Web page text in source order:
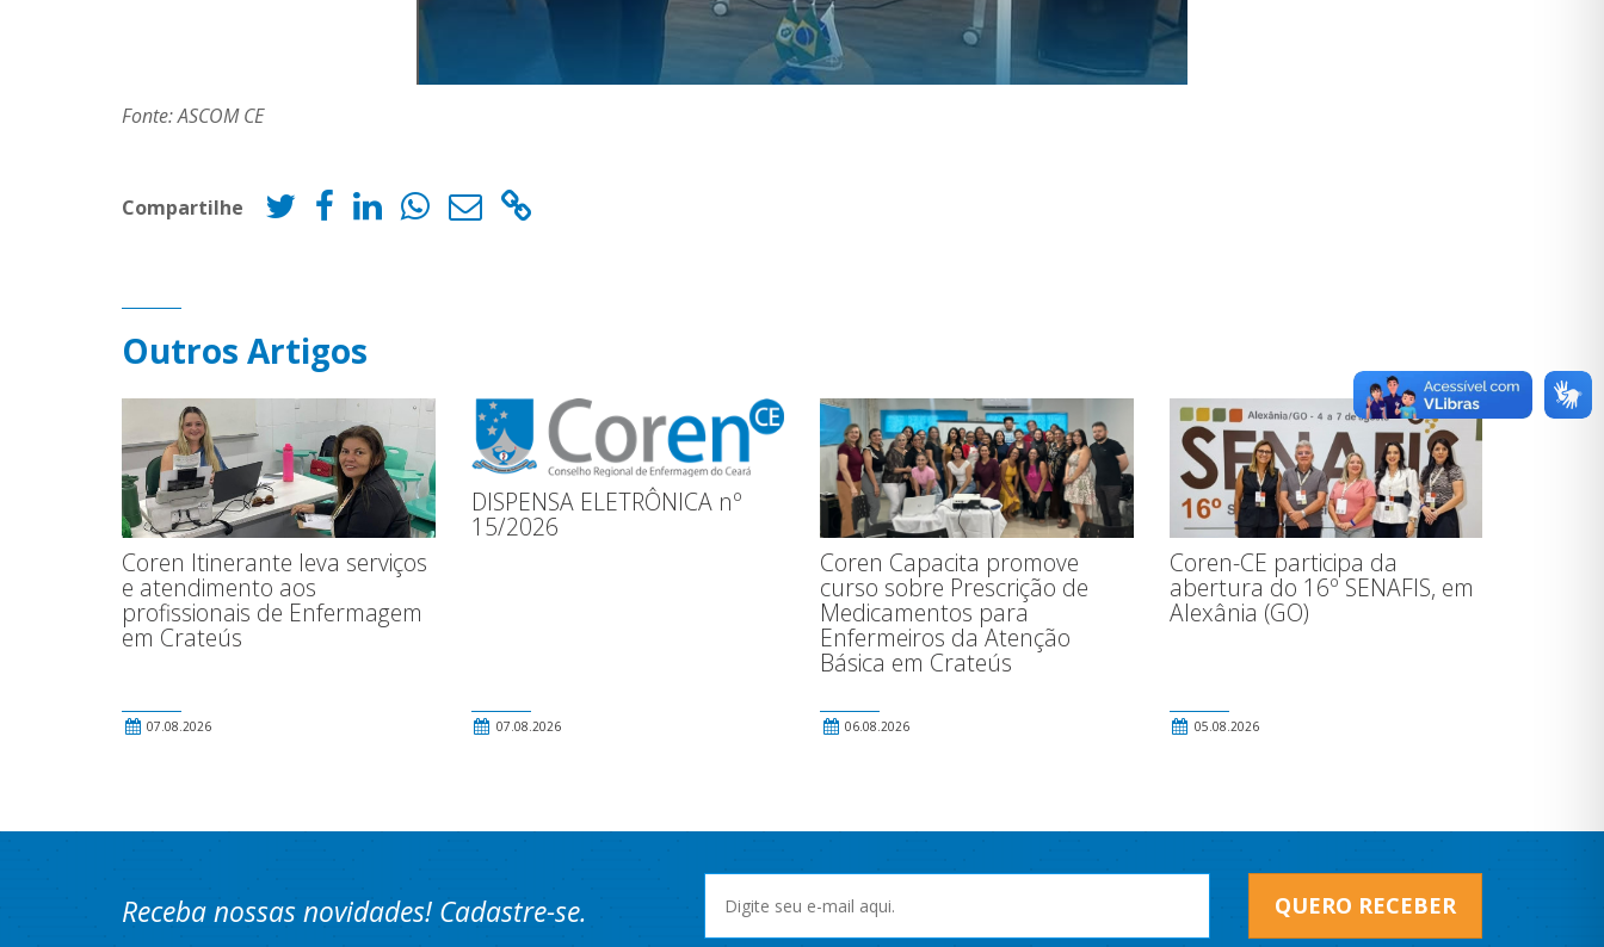
Fonte: ASCOM CE
Compartilhe
Outros Artigos
Coren Itinerante leva serviços
e atendimento aos
profissionais de Enfermagem
em Crateús
07.08.2026
DISPENSA ELETRÔNICA nº
15/2026
07.08.2026
Coren Capacita promove
curso sobre Prescrição de
Medicamentos para
Enfermeiros da Atenção
Básica em Crateús
06.08.2026
Coren-CE participa da
abertura do 16º SENAFIS, em
Alexânia (GO)
05.08.2026
Receba nossas novidades! Cadastre-se. QUERO RECEBER